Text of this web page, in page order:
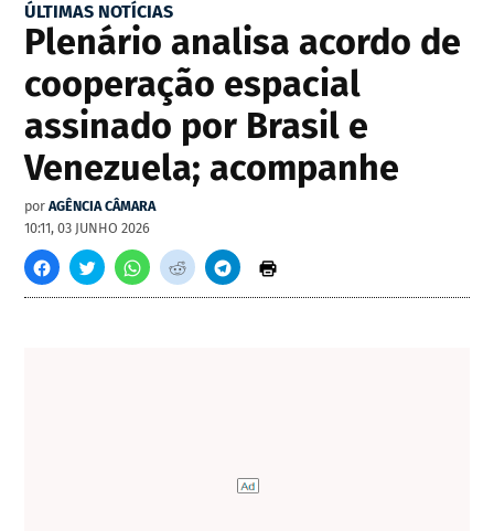
ÚLTIMAS NOTÍCIAS
Plenário analisa acordo de
cooperação espacial
assinado por Brasil e
Venezuela; acompanhe
por AGÊNCIA CÂMARA
10:11, 03 JUNHO 2026